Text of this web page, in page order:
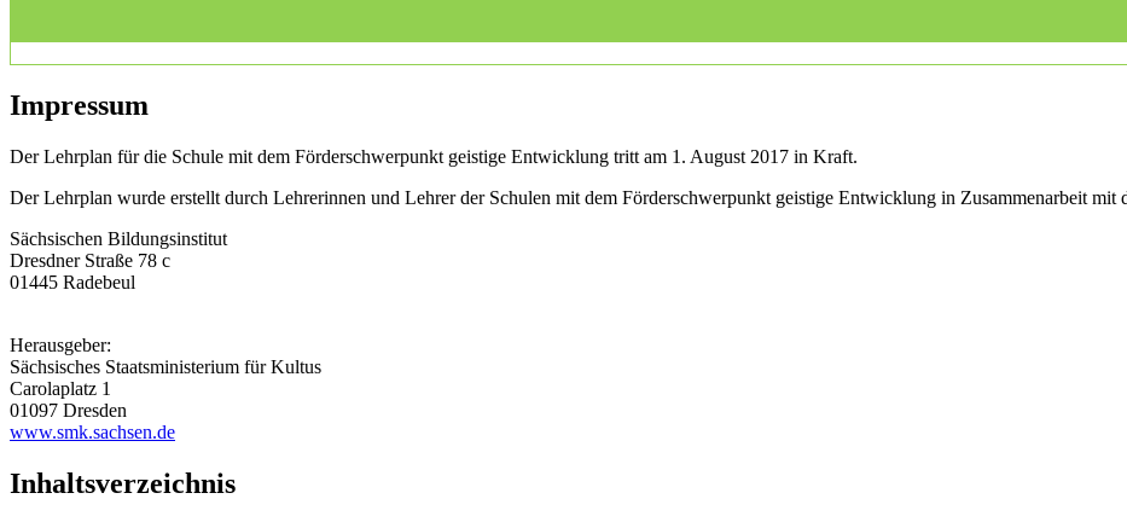
Impressum
Der Lehrplan für die Schule mit dem Förderschwerpunkt geistige Entwicklung tritt am 1. August 2017 in Kraft.
Der Lehrplan wurde erstellt durch Lehrerinnen und Lehrer der Schulen mit dem Förderschwerpunkt geistige Entwicklung in Zusammenarbeit mit
Sächsischen Bildungsinstitut
Dresdner Straße 78 c
01445 Radebeul
Herausgeber:
Sächsisches Staatsministerium für Kultus
Carolaplatz 1
01097 Dresden
www.smk.sachsen.de
Inhaltsverzeichnis